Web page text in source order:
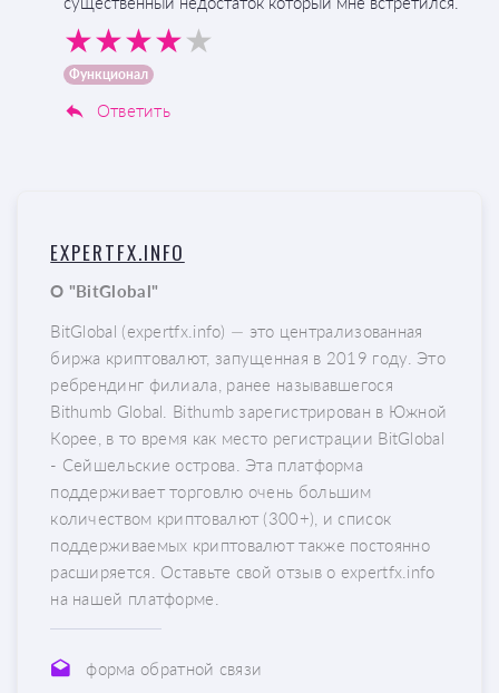
Функционал
Ответить
EXPERTFX.INFO
О "BitGlobal"
BitGlobal (expertfx.info) — это централизованная
биржа криптовалют, запущенная в 2019 году. Это
ребрендинг филиала, ранее называвшегося
Bithumb Global. Bithumb зарегистрирован в Южной
Корее, в то время как место регистрации BitGlobal
- Сейшельские острова. Эта платформа
поддерживает торговлю очень большим
количеством криптовалют (300+), и список
поддерживаемых криптовалют также постоянно
расширяется. Оставьте свой отзыв о expertfx.info
на нашей платформе.
форма обратной связи